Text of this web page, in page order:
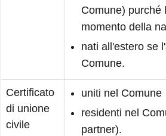
Comune) purché
momento della
nati all'estero se
Comune.
Certificato
di unione
civile
uniti nel Comune
residenti nel
partner).